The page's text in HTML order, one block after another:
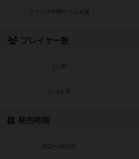
フランス年間ゲーム大賞
プレイヤー数
1人用
3～4人用
発売時期
2021〜2022年